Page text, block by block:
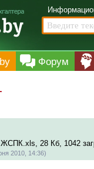
Форум
28 Кб, 1042
2010, 14:36)